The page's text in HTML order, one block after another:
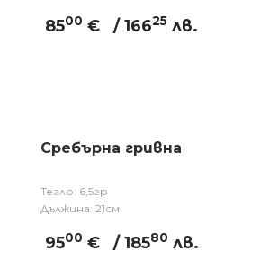
8500 € / 16625 лв.
Сребърна гривна
Тегло: 6,5гр
Дължина: 21см
9500 € / 18580 лв.